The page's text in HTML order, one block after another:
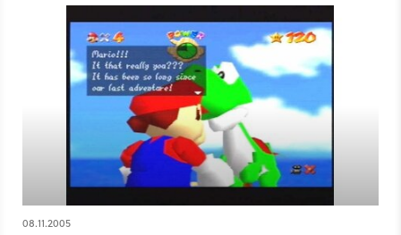
08.11.2005